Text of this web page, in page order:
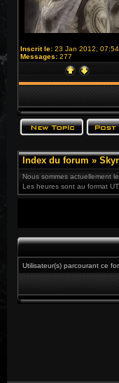
Inscrit le: 23 Jan 2012, 07:54
Messages: 277
Index du forum »
Nous sommes actuellement
Les heures sont au format
Utilisateur(s) parcourant ce